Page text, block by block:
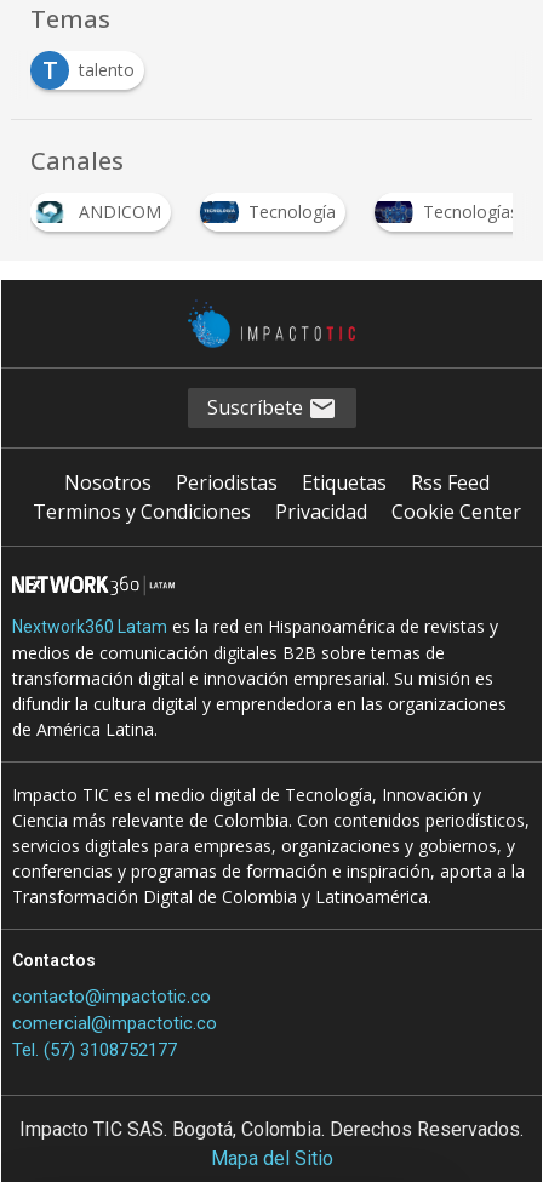
Temas
T
talento
Canales
ANDICOM Tecnología Tecnologías
Suscríbete
Nosotros Periodistas Etiquetas
Rss Feed
Terminos y Condiciones
Privacidad Cookie Center
Nextwork360 Latam es la red en Hispanoamérica de revistas y
medios de comunicación digitales B2B sobre temas de
transformación digital e innovación empresarial. Su misión es
difundir la cultura digital y emprendedora en las organizaciones
de América Latina.
Impacto TIC es el medio digital de Tecnología, Innovación y
Ciencia más relevante de Colombia. Con contenidos periodísticos,
servicios digitales para empresas, organizaciones y gobiernos, y
conferencias y programas de formación e inspiración, aporta a la
Transformación Digital de Colombia y Latinoamérica.
Contactos
contacto@impactotic.co
comercial@impactotic.co
Tel. (57) 3108752177
Impacto TIC SAS. Bogotá, Colombia. Derechos Reservados.
Mapa del Sitio